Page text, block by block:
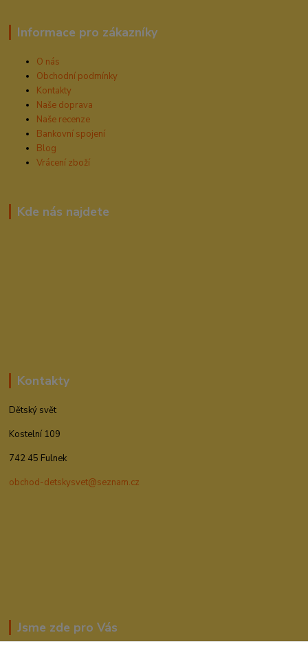
Informace pro zákazníky
O nás
Obchodní podmínky
Kontakty
Naše doprava
Naše recenze
Bankovní spojení
Blog
Vrácení zboží
Kde nás najdete
Kontakty
Dětský svět
Kostelní 109
742 45 Fulnek
obchod-detskysvet@seznam.cz
Jsme zde pro Vás